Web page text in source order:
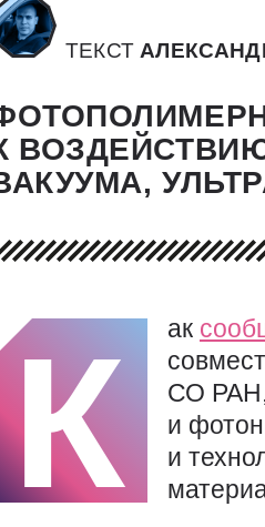
ТЕКСТ
К ак
СО РАН,
и
и